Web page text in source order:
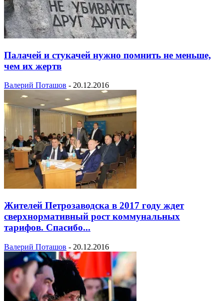
Палачей и стукачей нужно помнить не меньше,
чем их жертв
Валерий Поташов - 20.12.2016
Жителей Петрозаводска в 2017 году ждет
сверхнормативный рост коммунальных
тарифов. Спасибо...
Валерий Поташов - 20.12.2016